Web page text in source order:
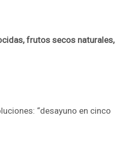
frutos secos naturales,
“desayuno en cinco